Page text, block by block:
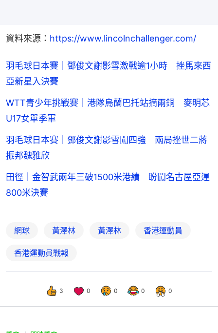
資料來源： https://www.lincolnchallenger.com/
羽毛球日本賽｜鄧俊文謝影雪激戰逾1小時 挫馬來西
亞新星入決賽
WTT青少年挑戰賽｜港隊烏蘭巴托站摘兩銅 麥明芯
U17女單季軍
羽毛球日本賽｜鄧俊文謝影雪闖四強 兩局挫世二蔣
振邦魏雅欣
田徑｜金智武兩年三破1500米港績 盼闖名古屋亞運
800米決賽
網球 黃澤林 黃澤林 香港運動員
香港運動員戰報
3 0 0 0 0